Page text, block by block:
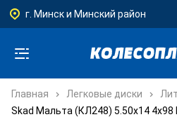
г. Минск и Минский район
Главная Легковые диски
Skad Мальта (КЛ248) 5.50x14 4x98